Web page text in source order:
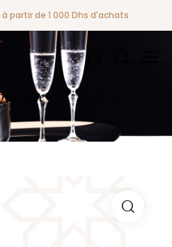
partir de 1 000 Dhs d'achats